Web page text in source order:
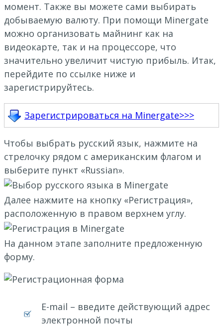
момент. Также вы можете сами выбирать
добываемую валюту. При помощи Minergate
можно организовать майнинг как на
видеокарте, так и на процессоре, что
значительно увеличит чистую прибыль. Итак,
перейдите по ссылке ниже и
зарегистрируйтесь.
Зарегистрироваться на Minergate>>>
Чтобы выбрать русский язык, нажмите на
стрелочку рядом с американским флагом и
выберите пункт «Russian».
Далее нажмите на кнопку «Регистрация»,
расположенную в правом верхнем углу.
На данном этапе заполните предложенную
форму.
E-mail – введите действующий адрес
электронной почты